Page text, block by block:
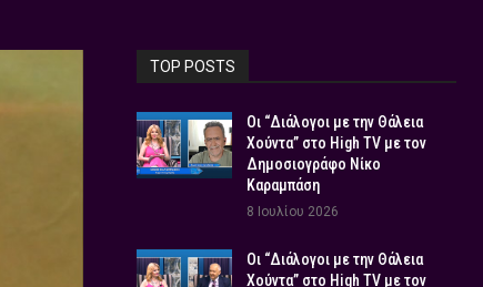
TOP POSTS
Οι “Διάλογοι με την Θάλεια
Χούντα” στο High TV με τον
Δημοσιογράφο Νίκο
Καραμπάση
8 Ιουλίου 2026
Οι “Διάλογοι με την Θάλεια
Χούντα” στο High TV με τον